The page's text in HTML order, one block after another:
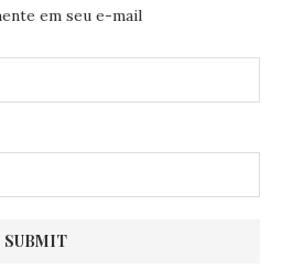
em seu e-mail